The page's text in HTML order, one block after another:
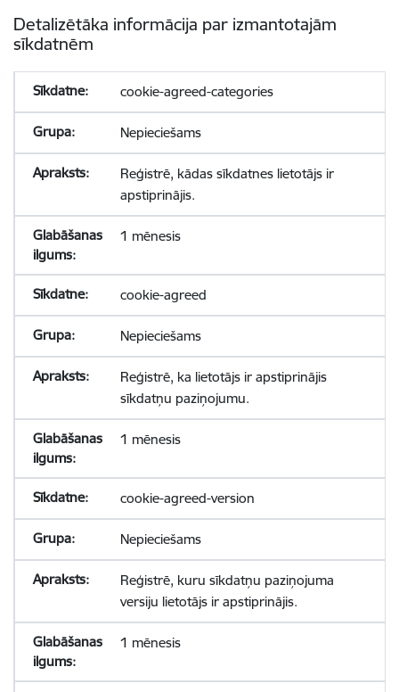
Detalizētāka informācija par izmantotajām
sīkdatnēm
cookie-agreed-categories
Nepieciešams
Reģistrē, kādas sīkdatnes lietotājs ir
apstiprinājis.
1 mēnesis
cookie-agreed
Nepieciešams
Reģistrē, ka lietotājs ir apstiprinājis
sīkdatņu paziņojumu.
1 mēnesis
cookie-agreed-version
Nepieciešams
Reģistrē, kuru sīkdatņu paziņojuma
versiju lietotājs ir apstiprinājis.
1 mēnesis